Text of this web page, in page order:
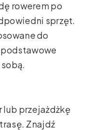
rowerem po
sprzęt.
do
lub przejażdżkę
Znajdź